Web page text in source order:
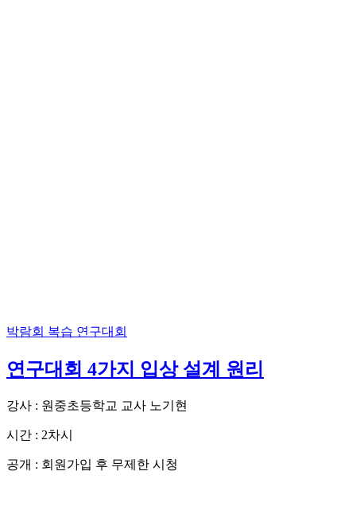
박람회 복습 연구대회
연구대회 4가지 입상 설계 원리
강사 : 원중초등학교 교사 노기현
시간 : 2차시
공개 : 회원가입 후 무제한 시청